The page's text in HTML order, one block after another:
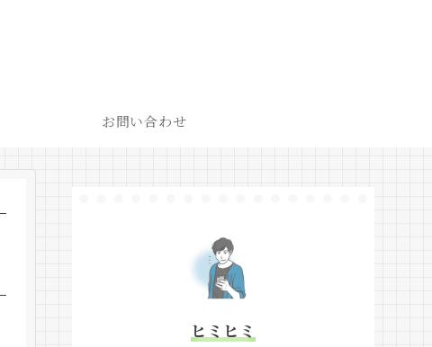
お問い合わせ
ヒミヒミ